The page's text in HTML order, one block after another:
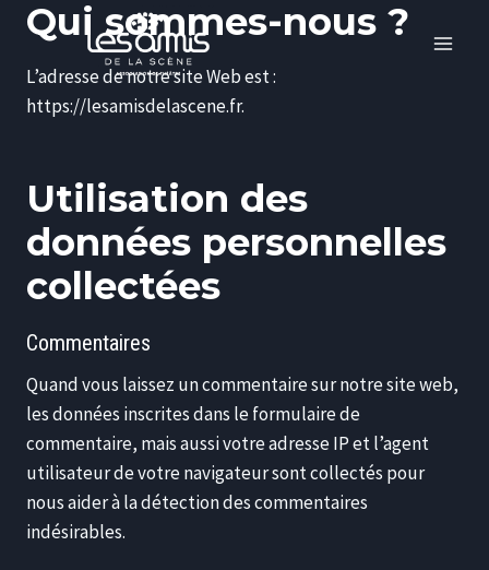
Qui sommes-nous ?
L’adresse de notre site Web est :
https://lesamisdelascene.fr.
Utilisation des
données personnelles
collectées
Commentaires
Quand vous laissez un commentaire sur notre site web,
les données inscrites dans le formulaire de
commentaire, mais aussi votre adresse IP et l’agent
utilisateur de votre navigateur sont collectés pour
nous aider à la détection des commentaires
indésirables.